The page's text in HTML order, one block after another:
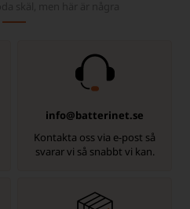
info@batterinet.se
Kontakta oss via e-post så
svarar vi så snabbt vi kan.